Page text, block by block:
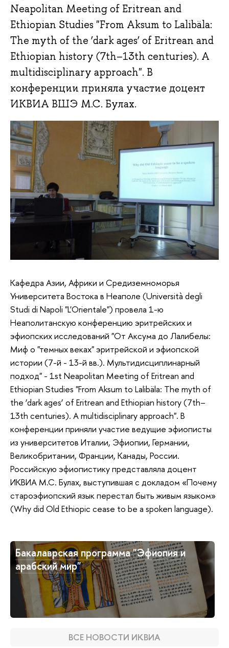
Neapolitan Meeting of Eritrean and
Ethiopian Studies "From Aksum to Lalibäla:
The myth of the ‘dark ages’ of Eritrean and
Ethiopian history (7th–13th centuries). A
multidisciplinary approach". В
конференции приняла участие доцент
ИКВИА ВШЭ М.С. Булах.
Кафедра Азии, Африки и Средиземноморья
Университета Востока в Неаполе (Università degli
Studi di Napoli "L'Orientale") провела 1-ю
Неаполитанскую конференцию эритрейских и
эфиопских исследований "От Аксума до Лалибелы:
Миф о "темных веках" эритрейской и эфиопской
истории (7-й - 13-й вв.). Мультидисциплинарный
подход" - 1st Neapolitan Meeting of Eritrean and
Ethiopian Studies "From Aksum to Lalibäla: The myth of
the ‘dark ages’ of Eritrean and Ethiopian history (7th–
13th centuries). A multidisciplinary approach". В
конференции приняли участие ведущие эфиописты
из университетов Италии, Эфиопии, Германии,
Великобритании, Франции, Канады, России.
Российскую эфиопистику представляла доцент
ИКВИА М.С. Булах, выступившая с докладом «Почему
староэфиопский язык перестал быть живым языком»
(Why did Old Ethiopic cease to be a spoken language).
Бакалаврская программа "Эфиопия и
арабский мир"
ВСЕ НОВОСТИ ИКВИА